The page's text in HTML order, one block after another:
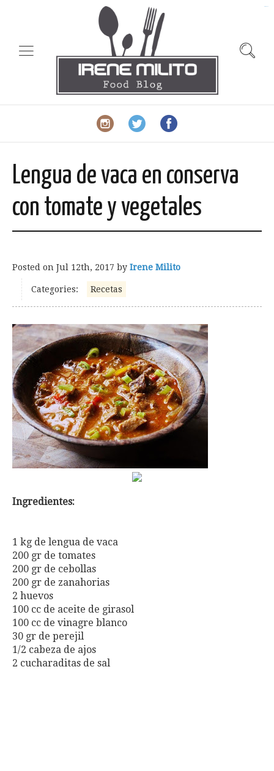
Lengua de vaca en conserva
con tomate y vegetales
Posted on Jul 12th, 2017 by Irene Milito
Categories: Recetas
Ingredientes:
1 kg de lengua de vaca
200 gr de tomates
200 gr de cebollas
200 gr de zanahorias
2 huevos
100 cc de aceite de girasol
100 cc de vinagre blanco
30 gr de perejil
1/2 cabeza de ajos
2 cucharaditas de sal